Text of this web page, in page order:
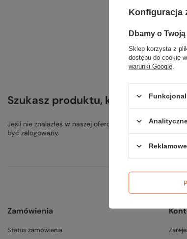
Szukasz produktu, którego nie
Jeśli nie znalazłeś w naszej ofercie produktu, a
być zalogowany.
Zamówienia
Status zamówienia
Konfiguracja
Dbamy o
Sklep korzysta z
dostępu do cookie
warunki Google